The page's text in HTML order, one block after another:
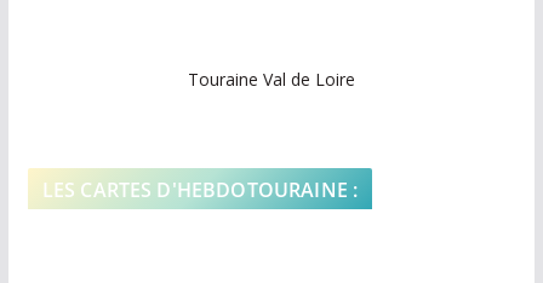
Touraine Val de Loire
LES CARTES D'HEBDOTOURAINE :